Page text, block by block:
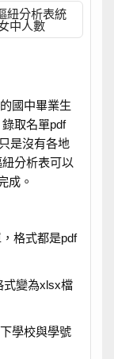
紐分析表統
中人數
國中畢業生
取名單pdf
是沒有各地
分析表可以
成。
格式都是pdf
式變為xlsx檔
學校與學號